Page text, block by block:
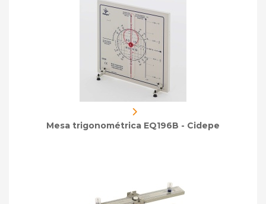
Mesa trigonométrica EQ196B - Cidepe